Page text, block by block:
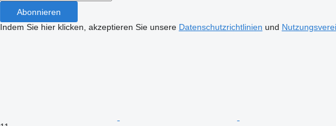
Abonnieren
Indem Sie hier klicken, akzeptieren Sie unsere Datenschutzrichtlinien und